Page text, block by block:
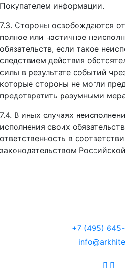
Покупателем информации.
7.3. Стороны освобождаются от
полное или частичное
обязательств, если такое
следствием действия
силы в результате событий
которые стороны не могли
предотвратить разумными
7.4. В иных случаях
исполнения своих
ответственность в
законодательством
+7 (495)